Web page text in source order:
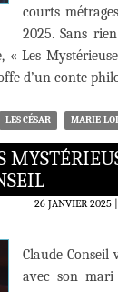
courts
2025. Sans
Les
d’un conte
LES CÉSAR MARIE-
26 JANVIER 2025
Claude
avec son